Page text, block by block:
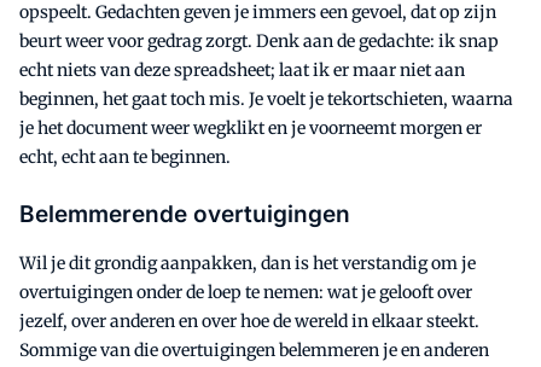
opspeelt. Gedachten geven je immers een gevoel, dat op zijn
beurt weer voor gedrag zorgt. Denk aan de gedachte: ik snap
echt niets van deze spreadsheet; laat ik er maar niet aan
beginnen, het gaat toch mis. Je voelt je tekortschieten, waarna
je het document weer wegklikt en je voorneemt morgen er
echt, echt aan te beginnen.
Belemmerende overtuigingen
Wil je dit grondig aanpakken, dan is het verstandig om je
overtuigingen onder de loep te nemen: wat je gelooft over
jezelf, over anderen en over hoe de wereld in elkaar steekt.
Sommige van die overtuigingen belemmeren je en anderen